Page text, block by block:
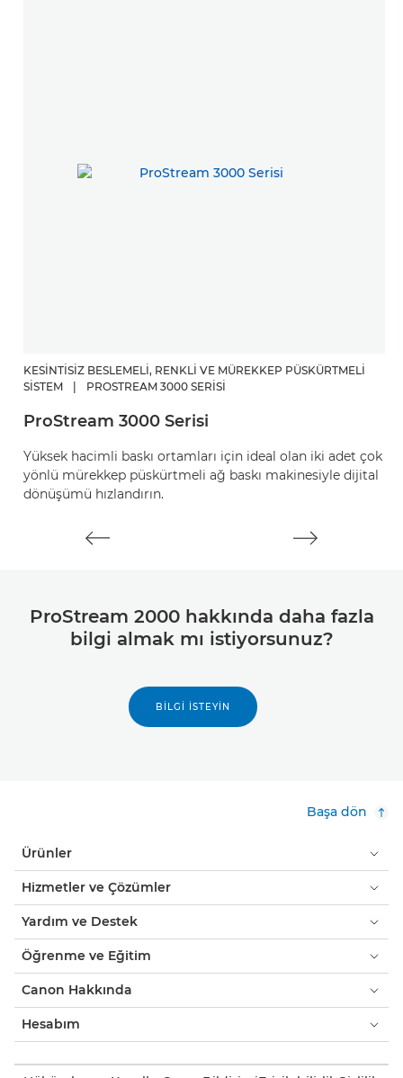
KESINTISIZ BESLEMELI, RENKLI VE MÜREKKEP PÜSKÜRTMELI
SISTEM
PROSTREAM 3000 SERISI
ProStream 3000 Serisi
Yüksek hacimli baskı ortamları için ideal olan iki adet çok
yönlü mürekkep püskürtmeli ağ baskı makinesiyle dijital
dönüşümü hızlandırın.
ProStream 2000 hakkında daha fazla
bilgi almak mı istiyorsunuz?
BILGI İSTEYIN
Başa dön
Ürünler
Hizmetler ve Çözümler
Yardım ve Destek
Öğrenme ve Eğitim
Canon Hakkında
Hesabım